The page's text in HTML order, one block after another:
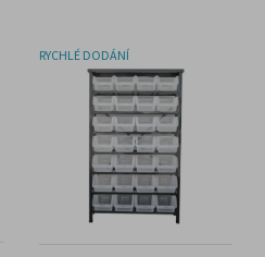
RYCHLÉ DODÁNÍ